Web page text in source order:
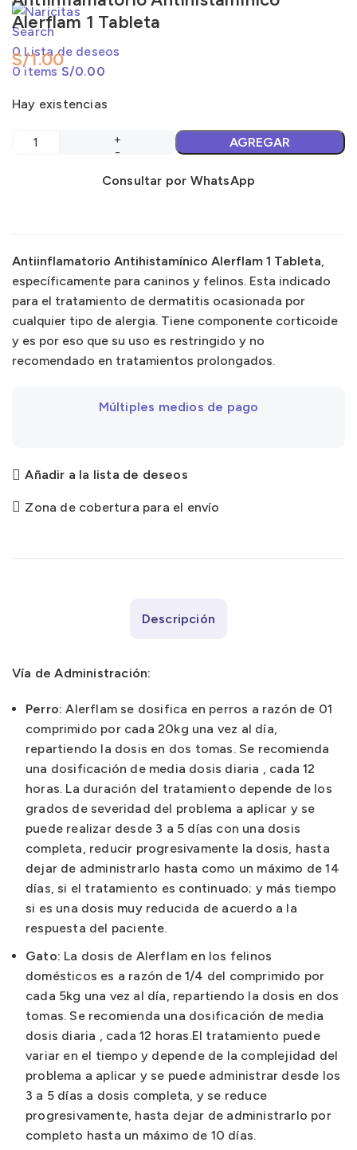
Search
0 Lista de deseos
0items S/0.00
Alimento Húmedo
Alimento Barf
Granel
Snacks
Alimento Húmedo
Sazonadores
Marcas
Alerflam 1 Tableta
S/1.00
Hay existencias
AGREGAR
Consultar por WhatsApp
Antiinflamatorio Antihistamínico Alerflam 1 Tableta,
específicamente para caninos y felinos. Esta indicado
para el tratamiento de dermatitis ocasionada por
cualquier tipo de alergia. Tiene componente corticoide
y es por eso que su uso es restringido y no
recomendado en tratamientos prolongados.
Múltiples medios de pago
Añadir a la lista de deseos
Zona de cobertura para el envío
Descripción
Vía de Administración:
Perro:Alerflam se dosifica en perros a razón de 01
comprimido por cada 20kg una vez al día,
repartiendo la dosis en dos tomas. Se recomienda
una dosificación de media dosis diaria , cada 12
horas. La duración del tratamiento depende de los
grados de severidad del problema a aplicar y se
puede realizar desde 3 a 5 días con una dosis
completa, reducir progresivamente la dosis, hasta
dejar de administrarlo hasta como un máximo de 14
días, si el tratamiento es continuado; y más tiempo
si es una dosis muy reducida de acuerdo a la
respuesta del paciente.
Gato: La dosis de Alerflam en los felinos
domésticos es a razón de 1/4 del comprimido por
cada 5kg una vez al día, repartiendo la dosis en dos
tomas. Se recomienda una dosificación de media
dosis diaria , cada 12 horas.El tratamiento puede
variar en el tiempo y depende de la complejidad del
problema a aplicar y se puede administrar desde los
3 a 5 días a dosis completa, y se reduce
progresivamente, hasta dejar de administrarlo por
completo hasta un máximo de 10 días.